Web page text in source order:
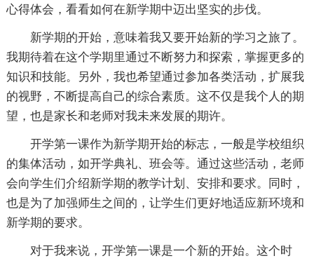
心得体会，看看如何在新学期中迈出坚实的步伐。
新学期的开始，意味着我又要开始新的学习之旅了。
我期待着在这个学期里通过不断努力和探索，掌握更多的
知识和技能。另外，我也希望通过参加各类活动，扩展我
的视野，不断提高自己的综合素质。这不仅是我个人的期
望，也是家长和老师对我未来发展的期许。
开学第一课作为新学期开始的标志，一般是学校组织
的集体活动，如开学典礼、班会等。通过这些活动，老师
会向学生们介绍新学期的教学计划、安排和要求。同时，
也是为了加强师生之间的，让学生们更好地适应新环境和
新学期的要求。
对于我来说，开学第一课是一个新的开始。这个时